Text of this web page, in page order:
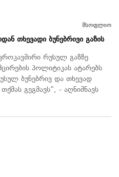
მსოფლიო
თხევადი ბუნებრივი გაზის
რუსულ გაზზე
პოლიტიკას ატარებს
ბუნებრივ და თხევად
გეგმავს“, - აღნიშნავს